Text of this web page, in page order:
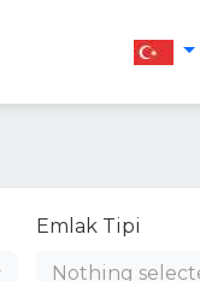
Emlak Tipi
Nothing